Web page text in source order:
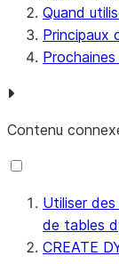
Quand
Principaux
Contenu
Utiliser des
de tables
CREATE